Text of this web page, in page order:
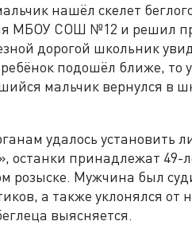
нашёл скелет
МБОУ СОШ №12 и решил
дорогой школьник
подошёл ближе, то
мальчик вернулся в
удалось установить
», останки принадлежат 49-
розыске. Мужчина был
а также уклонялся
выясняется.